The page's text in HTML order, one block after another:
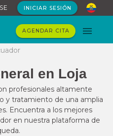
INICIAR SESIÓN
AGENDAR CITA
en Loja
profesionales altamente
y tratamiento de una amplia
Encuentra a los mejores
en nuestra plataforma de